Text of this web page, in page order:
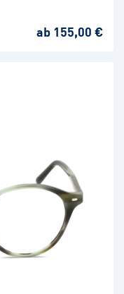
ab 155,00 €